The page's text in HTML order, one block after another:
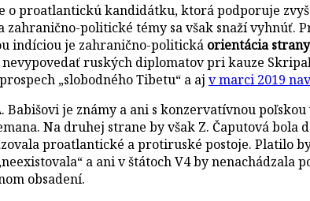
o proatlantickú kandidátku, ktorá podporuje
zahranično-politické témy sa však snaží vyhnúť.
indíciou je zahranično-politická orientácia
ruských diplomatov pri kauze
„slobodného Tibetu“ a aj v marci 2019
Babišovi je známy a ani s konzervatívnou
Na druhej strane by však Z. Čaputová
proatlantické a protiruské postoje. Platilo
a ani v štátoch V4 by nenachádzala
obsadení.